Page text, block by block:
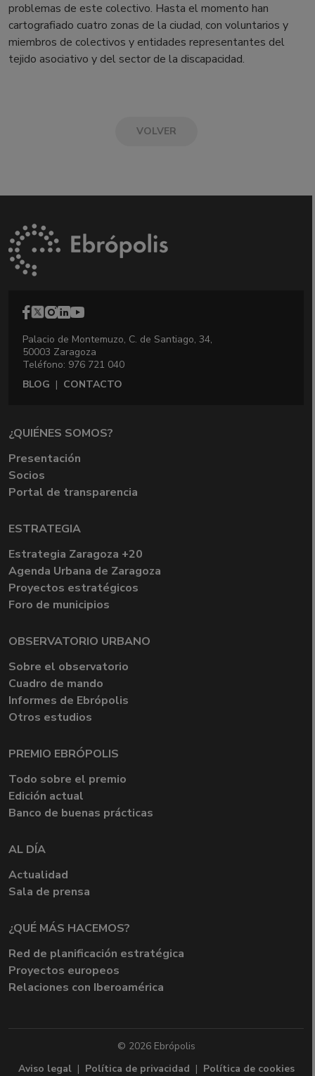
problemas de este colectivo. Hasta el momento han
cartografiado cuatro zonas de la ciudad, con voluntarios y
miembros de colectivos y entidades representantes del
tejido asociativo y del sector de la discapacidad.
VOLVER
Palacio de Montemuzo, C. de Santiago, 34,
50003 Zaragoza
Teléfono: 976 721 040
BLOG | CONTACTO
¿QUIÉNES SOMOS?
Presentación
Socios
Portal de transparencia
ESTRATEGIA
Estrategia Zaragoza +20
Agenda Urbana de Zaragoza
Proyectos estratégicos
Foro de municipios
OBSERVATORIO URBANO
Sobre el observatorio
Cuadro de mando
Informes de Ebrópolis
Otros estudios
PREMIO EBRÓPOLIS
Todo sobre el premio
Edición actual
Banco de buenas prácticas
AL DÍA
Actualidad
Sala de prensa
¿QUÉ MÁS HACEMOS?
Red de planificación estratégica
Proyectos europeos
Relaciones con Iberoamérica
© 2026 Ebrópolis
Aviso legal| Política de privacidad | Política de cookies